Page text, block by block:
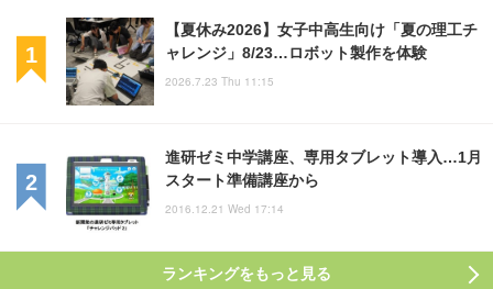
【夏休み2026】女子中高生向け「夏の理工チ
ャレンジ」8/23…ロボット製作を体験
2026.7.23 Thu 11:15
進研ゼミ中学講座、専用タブレット導入…1月
スタート準備講座から
2016.12.21 Wed 17:14
ランキングをもっと見る